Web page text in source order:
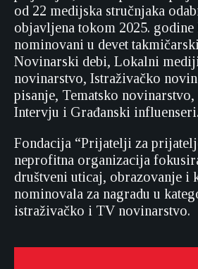
od 22 medijska stručnjaka
objavljena tokom 2025.
nominovani u devet
Novinarski debi, Lokalni
novinarstvo, Istraživačko
pisanje, Tematsko
Intervju i Građanski influenseri.
Fondacija “Prijatelji za
neprofitna organizacija
društveni uticaj, obrazovanje i
nominovala za nagradu u
istraživačko i TV novinarstvo.